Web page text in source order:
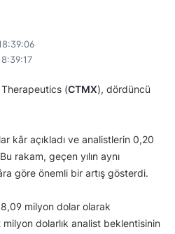
(CTMX), dördüncü
kâr açıkladı ve analistlerin 0,20
rakam, geçen yılın aynı
göre önemli bir artış gösterdi.
milyon dolar olarak
dolarlık analist beklentisinin